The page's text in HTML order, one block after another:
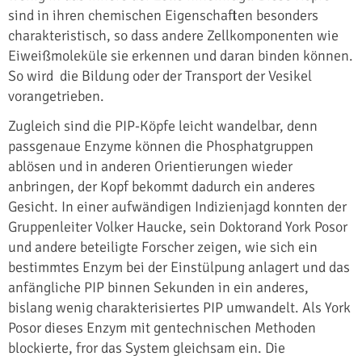
sind in ihren chemischen Eigenschaften besonders
charakteristisch, so dass andere Zellkomponenten wie
Eiweißmoleküle sie erkennen und daran binden können.
So wird die Bildung oder der Transport der Vesikel
vorangetrieben.
Zugleich sind die PIP-Köpfe leicht wandelbar, denn
passgenaue Enzyme können die Phosphatgruppen
ablösen und in anderen Orientierungen wieder
anbringen, der Kopf bekommt dadurch ein anderes
Gesicht. In einer aufwändigen Indizienjagd konnten der
Gruppenleiter Volker Haucke, sein Doktorand York Posor
und andere beteiligte Forscher zeigen, wie sich ein
bestimmtes Enzym bei der Einstülpung anlagert und das
anfängliche PIP binnen Sekunden in ein anderes,
bislang wenig charakterisiertes PIP umwandelt. Als York
Posor dieses Enzym mit gentechnischen Methoden
blockierte, fror das System gleichsam ein. Die